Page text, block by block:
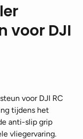
voor DJI
voor DJI RC
tijdens het
anti-slip grip
vliegervaring.